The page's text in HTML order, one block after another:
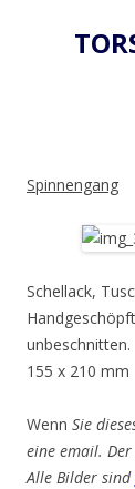
Spinnengang
Schellack,
unbeschnitten.
155 x 210 mm
Wenn Sie
eine email.
Alle Bilder sind